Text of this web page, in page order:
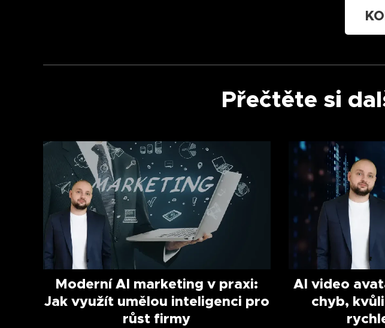
Přečtěte si
Moderní AI marketing v praxi:
Jak využít umělou inteligenci pro
růst firmy
AI video
chyb,